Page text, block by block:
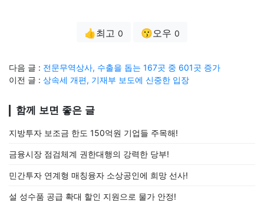
👍최고 0 😗오우 0
다음 글 : 전문무역상사, 수출을 돕는 167곳 중 601곳 증가
이전 글 : 상속세 개편, 기재부 보도에 신중한 입장
함께 보면 좋은 글
지방투자 보조금 한도 150억원 기업들 주목해!
금융시장 점검체계 권한대행의 강력한 당부!
민간투자 연계형 매칭융자 소상공인에 희망 선사!
설 성수품 공급 확대 할인 지원으로 물가 안정!